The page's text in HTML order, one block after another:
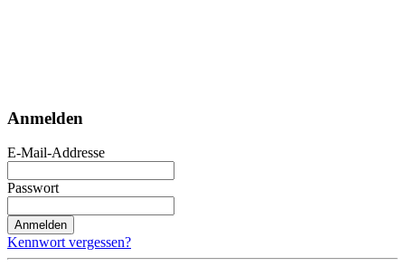
Anmelden
E-Mail-Addresse
Passwort
Anmelden
Kennwort vergessen?